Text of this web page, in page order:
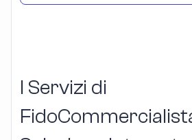
I Servizi di